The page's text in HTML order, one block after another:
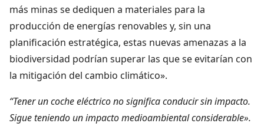
más minas se dediquen a materiales para la
producción de energías renovables y, sin una
planificación estratégica, estas nuevas amenazas a la
biodiversidad podrían superar las que se evitarían con
la mitigación del cambio climático».
“Tener un coche eléctrico no significa conducir sin impacto.
Sigue teniendo un impacto medioambiental considerable».